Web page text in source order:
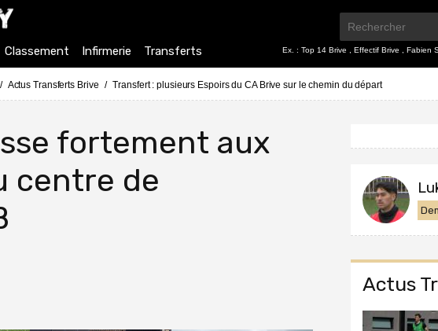
Ex. : Top 14 Brive Effectif Brive Fabien
Classement Infirmerie Transferts
Actus Transferts Brive Transfert : plusieurs Espoirs du CA Brive sur le chemin du départ
fortement aux
centre de
Actus